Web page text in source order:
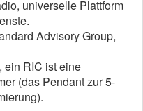
universelle Plattform
Advisory Group,
ein RIC ist eine
(das Pendant zur 5-